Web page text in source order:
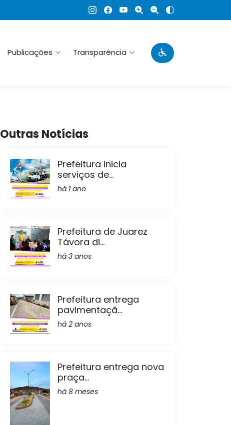
Publicações Transparência
Outras Notícias
Prefeitura inicia
serviços de...
há 1 ano
Prefeitura de Juarez
Távora di...
há 3 anos
Prefeitura entrega
pavimentaçã...
há 2 anos
Prefeitura entrega nova
praça...
há 8 meses